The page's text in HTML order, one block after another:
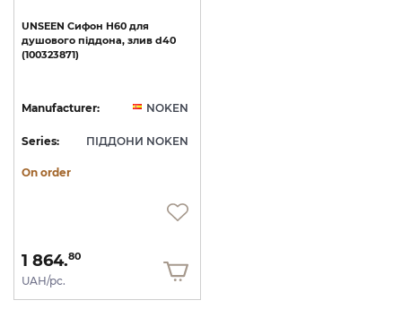
UNSEEN Сифон H60 для
душового піддона, злив d40
(100323871)
Manufacturer: NOKEN
Series: ПІДДОНИ NOKEN
On order
1 864.80
UAH/pc.